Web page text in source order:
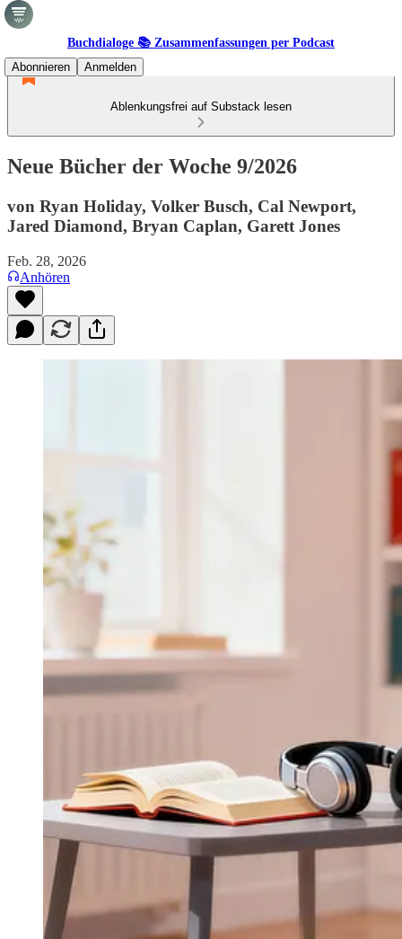
Buchdialoge 📚 Zusammenfassungen per Podcast
Abonnieren
Anmelden
Ablenkungsfrei auf Substack lesen
Neue Bücher der Woche 9/2026
von Ryan Holiday, Volker Busch, Cal Newport,
Jared Diamond, Bryan Caplan, Garett Jones
Feb. 28, 2026
Anhören